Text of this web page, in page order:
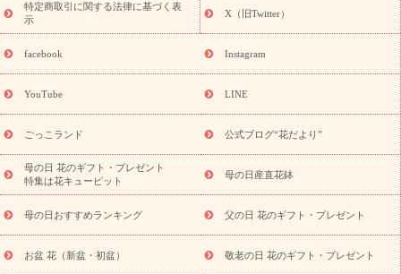
ペーン
「きょう誕生日なんです」キャンペーン
探す
誕生日フラワーギフト 誕生日フラワーギフト特集
誕生
日フラワーギフト商品一覧
ユリ トルコキキョウ
誕生花(トルコキキョウ)
9月の誕生花(リンドウ)
誕生日セット
ギフト
「きょう誕生日なんです」キャンペーン
用途から探す お祝いの花特集 当日配達特急便
お祝い商品
一覧
お祝い 新築・引っ越し祝い
結婚記念日
結婚祝い 出産祝い 退院祝い・快気祝い
還暦
祝い・長寿祝い
プチギフト ペットのお祝いフラワー
元・暑中見舞い
敬老の日
お供え
お供え・お悔やみ商品一覧 お供え・お悔やみの花
十九日法要以降に贈る花
通夜・葬儀に贈る花
お供え お花とセッ
お盆（新盆・初盆）
お祝い返し お見舞い
お取り
特定商取引に関する法律に基づく表
示
X（旧Twitter）
facebook Instagram
YouTube LINE
ごっこランド 公式ブログ“花だより”
母の日 花のギフト・プレゼント
特集は花キューピット
母の日産直花鉢
母の日おすすめランキング 父の日 花のギフト・プレゼント
お盆 花（新盆・初盆） 敬老の日 花のギフト・プレゼント